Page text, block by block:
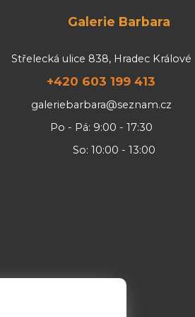
Galerie Barbara
Střelecká ulice 838, Hradec Králové
+420 603 199 413
galeriebarbara@seznam.cz
Po - Pá: 9:00 - 17:30
So: 10:00 - 13:00